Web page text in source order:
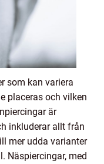
som kan variera
placeras och vilken
är
inkluderar allt från
mer udda varianter
Näspiercingar, med